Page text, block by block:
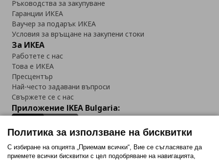
Ръководства за закупуване
Гаранции ИКЕА
Ваучер за подарък ИКЕА
Условия за връщане на закупени стоки
За ИКЕА
Работете с нас
Това е ИКЕА
Пресцентър
Най-често задавани въпроси
Свържете се с нас
Приложение IKEA Bulgaria:
Последвайте ни:
Политика за използване на бисквитки
С избиране на опцията „Приемам всички“, Вие се съгласявате да
приемете всички бисквитки с цел подобряване на навигацията,